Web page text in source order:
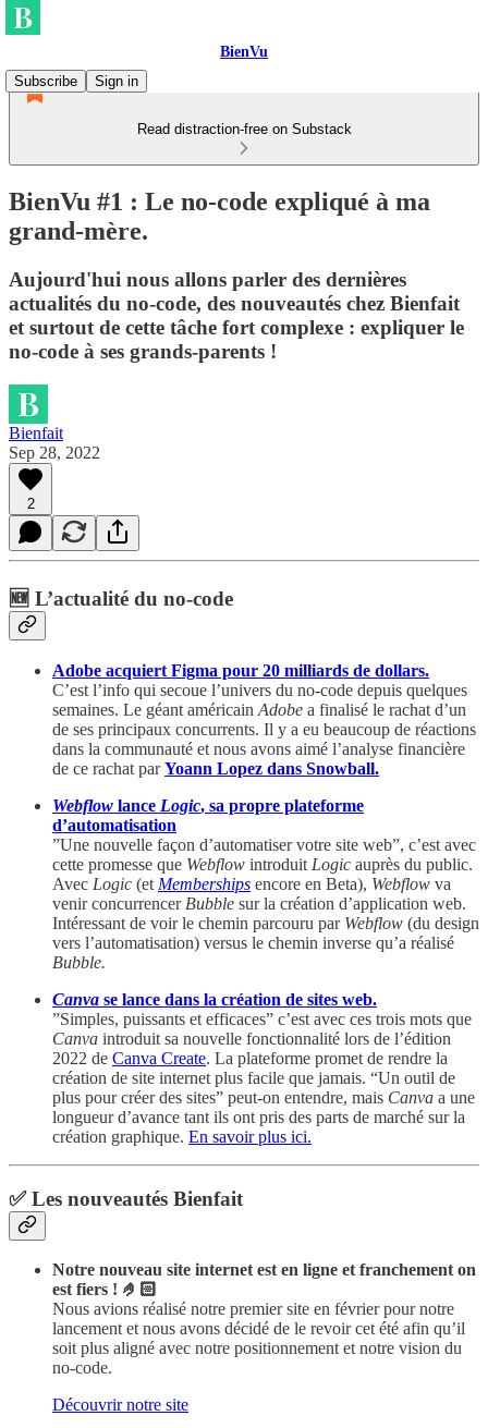
BienVu
Subscribe
Sign in
Read distraction-free on Substack
BienVu #1 : Le no-code expliqué à ma
grand-mère.
Aujourd'hui nous allons parler des dernières
actualités du no-code, des nouveautés chez Bienfait
et surtout de cette tâche fort complexe : expliquer le
no-code à ses grands-parents !
Bienfait
Sep 28, 2022
2
🆕 L’actualité du no-code
Adobe acquiert Figma pour 20 milliards de dollars.
C’est l’info qui secoue l’univers du no-code depuis quelques
semaines. Le géant américain Adobe a finalisé le rachat d’un
de ses principaux concurrents. Il y a eu beaucoup de réactions
dans la communauté et nous avons aimé l’analyse financière
de ce rachat parYoann Lopez dans Snowball.
Webflow lance Logic, sa propre plateforme
d’automatisation
”Une nouvelle façon d’automatiser votre site web”, c’est avec
cette promesse que Webflow introduit Logic auprès du public.
Avec Logic (et Memberships encore en Beta), Webflow va
venir concurrencer Bubble sur la création d’application web.
Intéressant de voir le chemin parcouru par Webflow (du design
vers l’automatisation) versus le chemin inverse qu’a réalisé
Bubble.
Canva se lance dans la création de sites web.
”Simples, puissants et efficaces” c’est avec ces trois mots que
Canva introduit sa nouvelle fonctionnalité lors de l’édition
2022 de Canva Create. La plateforme promet de rendre la
création de site internet plus facile que jamais. “Un outil de
plus pour créer des sites” peut-on entendre, mais Canva a une
longueur d’avance tant ils ont pris des parts de marché sur la
création graphique. En savoir plus ici.
✅ Les nouveautés Bienfait
Notre nouveau site internet est en ligne et franchement on
est fiers ! 🤌🏻
Nous avions réalisé notre premier site en février pour notre
lancement et nous avons décidé de le revoir cet été afin qu’il
soit plus aligné avec notre positionnement et notre vision du
no-code.
Découvrir notre site